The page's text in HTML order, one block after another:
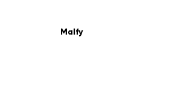
Malfy